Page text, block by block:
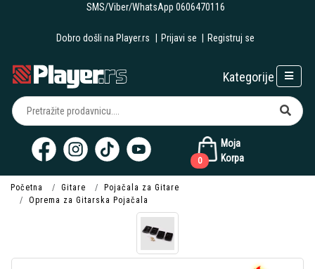
SMS/Viber/WhatsApp 0606470116
Dobro došli na Player.rs Prijavi se Registruj se
Moja
Korpa
0
Kategorije
Početna Gitare
Pojačala za Gitare
Oprema za Gitarska Pojačala